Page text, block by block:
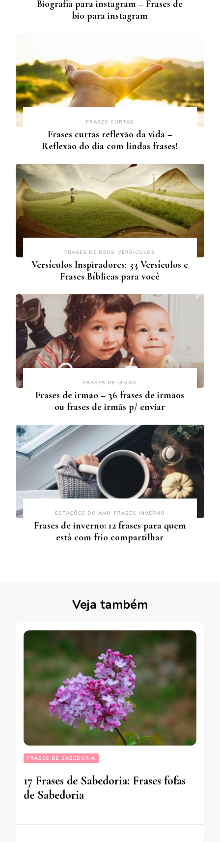
Biografia para instagram – Frases de
bio para instagram
FRASES CURTAS
Frases curtas reflexão da vida –
Reflexão do dia com lindas frases!
FRASES DE DEUS VERSÍCULOS
Versículos Inspiradores: 33 Versículos e
Frases Bíblicas para você
FRASES DE IRMÃO
Frases de irmão – 36 frases de irmãos
ou frases de irmãs p/ enviar
ESTAÇÕES DO ANO FRASES INVERNO
Frases de inverno: 12 frases para quem
está com frio compartilhar
Veja também
FRASES DE SABEDORIA
17 Frases de Sabedoria: Frases fofas
de Sabedoria